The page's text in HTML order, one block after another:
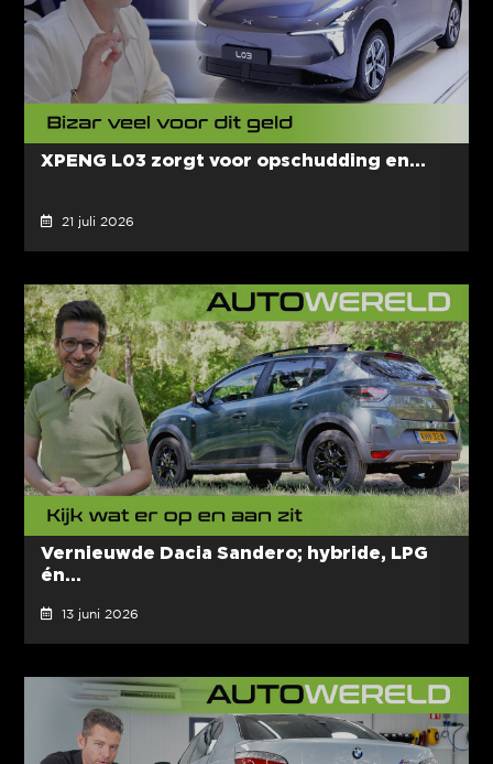
XPENG L03 zorgt voor opschudding en...
21 juli 2026
Vernieuwde Dacia Sandero; hybride, LPG
én...
13 juni 2026